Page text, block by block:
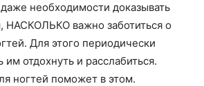
необходимости доказывать
НАСКОЛЬКО важно заботиться о
Для этого периодически
им отдохнуть и расслабиться.
ногтей поможет в этом.